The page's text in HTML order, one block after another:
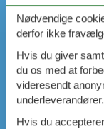
Nødvendige
derfor ikke
Hvis du giver
du os med at
videresendt
underleverandører.
Hvis du